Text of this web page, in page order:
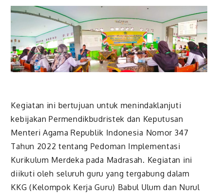
Kegiatan ini bertujuan untuk menindaklanjuti
kebijakan Permendikbudristek dan Keputusan
Menteri Agama Republik Indonesia Nomor 347
Tahun 2022 tentang Pedoman Implementasi
Kurikulum Merdeka pada Madrasah. Kegiatan ini
diikuti oleh seluruh guru yang tergabung dalam
KKG (Kelompok Kerja Guru) Babul Ulum dan Nurul